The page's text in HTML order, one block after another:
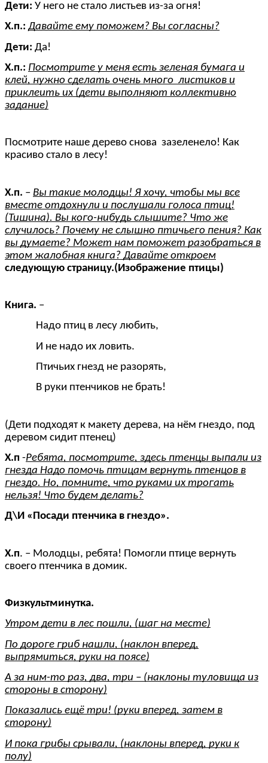
Дети: У него не стало листьев из-за огня!
Х.п.: Давайте ему поможем? Вы согласны?
Дети: Да!
Х.п.: Посмотрите у меня есть зеленая бумага и
клей, нужно сделать очень много листиков и
приклеить их (дети выполняют коллективно
задание)
Посмотрите наше дерево снова зазеленело! Как
красиво стало в лесу!
Х.п. – Вы такие молодцы! Я хочу, чтобы мы все
вместе отдохнули и послушали голоса птиц!
(Тишина). Вы кого-нибудь слышите? Что же
случилось? Почему не слышно птичьего пения? Как
вы думаете? Может нам поможет разобраться в
этом жалобная книга? Давайте откроем
следующую страницу.(Изображение птицы)
Книга. –
Надо птиц в лесу любить,
И не надо их ловить.
Птичьих гнезд не разорять,
В руки птенчиков не брать!
(Дети подходят к макету дерева, на нём гнездо, под
деревом сидит птенец)
Х.п -Ребята, посмотрите, здесь птенцы выпали из
гнезда Надо помочь птицам вернуть птенцов в
гнездо. Но, помните, что руками их трогать
нельзя! Что будем делать?
Д\И «Посади птенчика в гнездо».
Х.п. – Молодцы, ребята! Помогли птице вернуть
своего птенчика в домик.
Физкультминутка.
Утром дети в лес пошли, (шаг на месте)
По дороге гриб нашли, (наклон вперед,
выпрямиться, руки на поясе)
А за ним-то раз, два, три – (наклоны туловища из
стороны в сторону)
Показались ещё три! (руки вперед, затем в
сторону)
И пока грибы срывали, (наклоны вперед, руки к
полу)